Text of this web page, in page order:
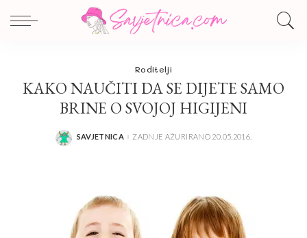
Roditelji
KAKO NAUČITI DA SE DIJETE SAMO
BRINE O SVOJOJ HIGIJENI
POSTED
SAVJETNICA ZADNJE AŽURIRANO 20.05.2016.